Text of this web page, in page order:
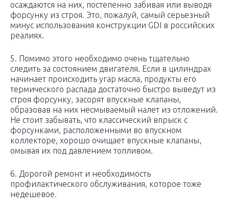
осаждаются на них, постепенно забивая или выводя
форсунку из строя. Это, пожалуй, самый серьезный
минус использования конструкции GDI в российских
реалиях.
5. Помимо этого необходимо очень тщательно
следить за состоянием двигателя. Если в цилиндрах
начинает происходить угар масла, продукты его
термического распада достаточно быстро выведут из
строя форсунку, засорят впускные клапаны,
образовав на них несмываемый налет из отложений.
Не стоит забывать, что классический впрыск с
форсунками, расположенными во впускном
коллекторе, хорошо очищает впускные клапаны,
омывая их под давлением топливом.
6. Дорогой ремонт и необходимость
профилактического обслуживания, которое тоже
недешевое.